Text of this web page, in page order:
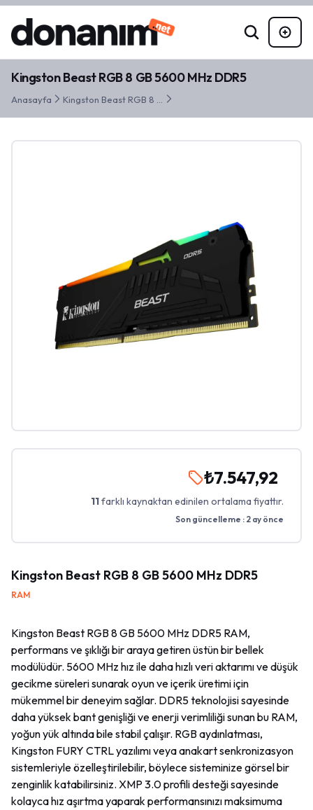
Kingston Beast RGB 8 GB 5600 MHz DDR5
Anasayfa
₺7.547,92
11farklı kaynaktan edinilen ortalama fiyattır.
Son güncelleme : 2 ay önce
Kingston Beast RGB 8 GB 5600 MHz DDR5
RAM
Kingston Beast RGB 8 GB 5600 MHz DDR5 RAM,
performans ve şıklığı bir araya getiren üstün bir bellek
modülüdür. 5600 MHz hız ile daha hızlı veri aktarımı ve düşük
gecikme süreleri sunarak oyun ve içerik üretimi için
mükemmel bir deneyim sağlar. DDR5 teknolojisi sayesinde
daha yüksek bant genişliği ve enerji verimliliği sunan bu RAM,
yoğun yük altında bile stabil çalışır. RGB aydınlatması,
Kingston FURY CTRL yazılımı veya anakart senkronizasyon
sistemleriyle özelleştirilebilir, böylece sisteminize görsel bir
zenginlik katabilirsiniz. XMP 3.0 profili desteği sayesinde
kolayca hız aşırtma yaparak performansınızı maksimuma